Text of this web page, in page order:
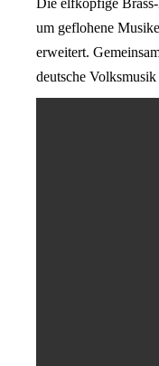
Die elfköpfige
um geflohene
erweitert.
deutsche